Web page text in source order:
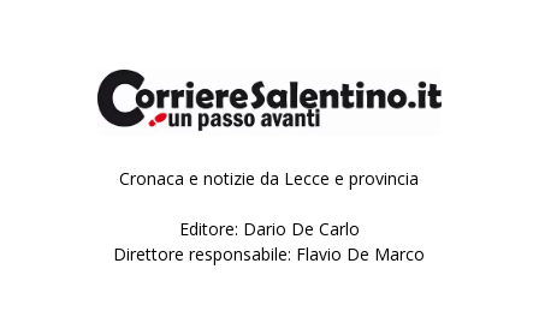
Cronaca e notizie da Lecce e provincia
Editore: Dario De Carlo
Direttore responsabile: Flavio De Marco